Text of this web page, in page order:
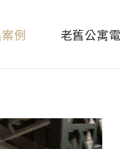
例 老舊公寓